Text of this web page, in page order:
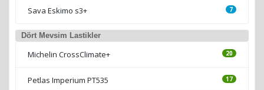
Sava Eskimo s3+ 7
Dört Mevsim Lastikler
Michelin CrossClimate+ 20
Petlas Imperium PT535 17